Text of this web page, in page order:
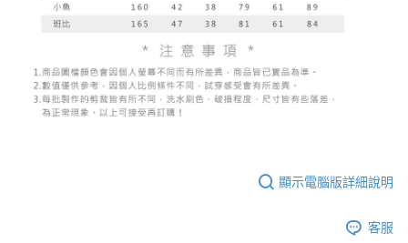
權轉讓予恩沛科技股份有限公司。
２．關於個人資料處理事宜，請瀏覽以下網址：
３．未成年的使用者請事先徵得法定代理人或監護人之同意方可使用
「AFTEE先享後付」，若未經同意申辦者引起之損失，本公司不負相關責
任。
４．使用「AFTEE先享後付」時，將依據個別帳號之用戶狀況，依本公司即
恩沛科技股份有限公司將有權停止該用戶之使用額度並採取法律行動。
付款後7-11取貨
宅配
每筆NT$100，滿NT$2,500(含以上)免運費
顯示電腦版詳細說明
客服